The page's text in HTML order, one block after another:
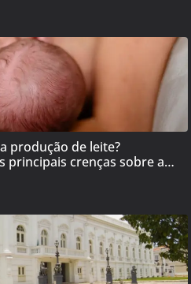
produção de leite?
principais crenças sobre a